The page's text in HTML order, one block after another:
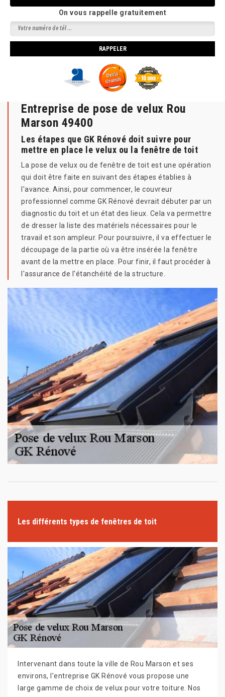
On vous rappelle gratuitement
Entreprise de pose de velux Rou
Marson 49400
Les étapes que GK Rénové doit suivre pour
mettre en place le velux ou la fenêtre de toit
La pose de velux ou de fenêtre de toit est une opération
qui doit être faite en suivant des étapes établies à
l'avance. Ainsi, pour commencer, le couvreur
professionnel comme GK Rénové devrait débuter par un
diagnostic du toit et un état des lieux. Cela va permettre
de dresser la liste des matériels nécessaires pour le
travail et son ampleur. Pour poursuivre, il va effectuer le
découpage de la partie où va être insérée la fenêtre
avant de la mettre en place. Pour finir, il faut procéder à
l'assurance de l'étanchéité de la structure.
Les différents types de fenêtres de toit
Intervenant dans toute la ville de Rou Marson et ses
environs, l’entreprise GK Rénové vous propose une
large gamme de choix de velux pour votre toiture. Nos